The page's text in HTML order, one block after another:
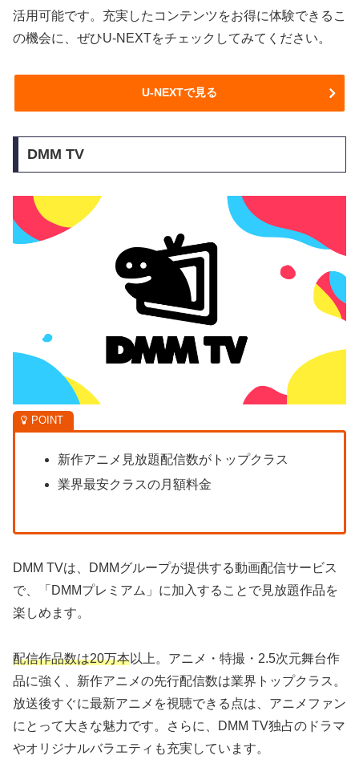
活用可能です。充実したコンテンツをお得に体験できるこ
の機会に、ぜひU-NEXTをチェックしてみてください。
U-NEXTで見る
DMM TV
新作アニメ見放題配信数がトップクラス
業界最安クラスの月額料金
DMM TVは、DMMグループが提供する動画配信サービス
で、「DMMプレミアム」に加入することで見放題作品を
楽しめます。
配信作品数は20万本以上。アニメ・特撮・2.5次元舞台作
品に強く、新作アニメの先行配信数は業界トップクラス。
放送後すぐに最新アニメを視聴できる点は、アニメファン
にとって大きな魅力です。さらに、DMM TV独占のドラマ
やオリジナルバラエティも充実しています。